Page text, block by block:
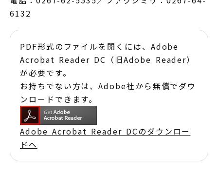
6132
PDF形式のファイルを開くには、Adobe
Acrobat Reader DC（旧Adobe Reader）
が必要です。
お持ちでない方は、Adobe社から無償でダウ
ンロードできます。
Adobe Acrobat Reader DCのダウンロー
ドへ